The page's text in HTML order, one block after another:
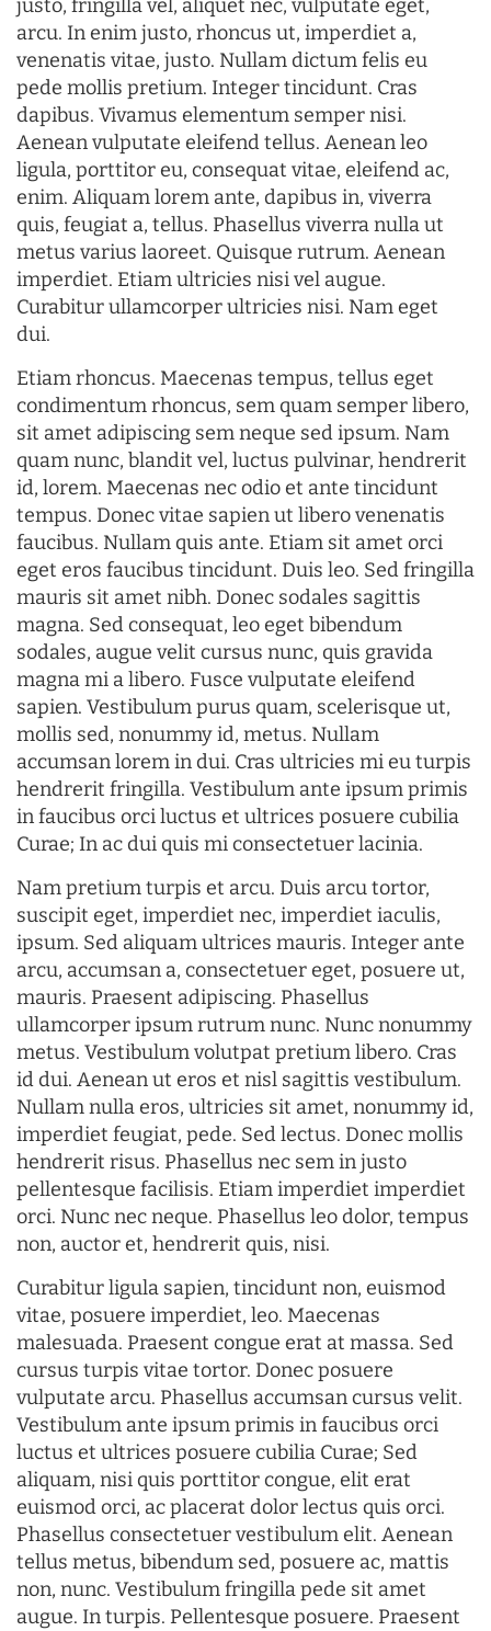
justo, fringilla vel, aliquet nec, vulputate eget,
arcu. In enim justo, rhoncus ut, imperdiet a,
venenatis vitae, justo. Nullam dictum felis eu
pede mollis pretium. Integer tincidunt. Cras
dapibus. Vivamus elementum semper nisi.
Aenean vulputate eleifend tellus. Aenean leo
ligula, porttitor eu, consequat vitae, eleifend ac,
enim. Aliquam lorem ante, dapibus in, viverra
quis, feugiat a, tellus. Phasellus viverra nulla ut
metus varius laoreet. Quisque rutrum. Aenean
imperdiet. Etiam ultricies nisi vel augue.
Curabitur ullamcorper ultricies nisi. Nam eget
dui.
Etiam rhoncus. Maecenas tempus, tellus eget
condimentum rhoncus, sem quam semper libero,
sit amet adipiscing sem neque sed ipsum. Nam
quam nunc, blandit vel, luctus pulvinar, hendrerit
id, lorem. Maecenas nec odio et ante tincidunt
tempus. Donec vitae sapien ut libero venenatis
faucibus. Nullam quis ante. Etiam sit amet orci
eget eros faucibus tincidunt. Duis leo. Sed fringilla
mauris sit amet nibh. Donec sodales sagittis
magna. Sed consequat, leo eget bibendum
sodales, augue velit cursus nunc, quis gravida
magna mi a libero. Fusce vulputate eleifend
sapien. Vestibulum purus quam, scelerisque ut,
mollis sed, nonummy id, metus. Nullam
accumsan lorem in dui. Cras ultricies mi eu turpis
hendrerit fringilla. Vestibulum ante ipsum primis
in faucibus orci luctus et ultrices posuere cubilia
Curae; In ac dui quis mi consectetuer lacinia.
Nam pretium turpis et arcu. Duis arcu tortor,
suscipit eget, imperdiet nec, imperdiet iaculis,
ipsum. Sed aliquam ultrices mauris. Integer ante
arcu, accumsan a, consectetuer eget, posuere ut,
mauris. Praesent adipiscing. Phasellus
ullamcorper ipsum rutrum nunc. Nunc nonummy
metus. Vestibulum volutpat pretium libero. Cras
id dui. Aenean ut eros et nisl sagittis vestibulum.
Nullam nulla eros, ultricies sit amet, nonummy id,
imperdiet feugiat, pede. Sed lectus. Donec mollis
hendrerit risus. Phasellus nec sem in justo
pellentesque facilisis. Etiam imperdiet imperdiet
orci. Nunc nec neque. Phasellus leo dolor, tempus
non, auctor et, hendrerit quis, nisi.
Curabitur ligula sapien, tincidunt non, euismod
vitae, posuere imperdiet, leo. Maecenas
malesuada. Praesent congue erat at massa. Sed
cursus turpis vitae tortor. Donec posuere
vulputate arcu. Phasellus accumsan cursus velit.
Vestibulum ante ipsum primis in faucibus orci
luctus et ultrices posuere cubilia Curae; Sed
aliquam, nisi quis porttitor congue, elit erat
euismod orci, ac placerat dolor lectus quis orci.
Phasellus consectetuer vestibulum elit. Aenean
tellus metus, bibendum sed, posuere ac, mattis
non, nunc. Vestibulum fringilla pede sit amet
augue. In turpis. Pellentesque posuere. Praesent